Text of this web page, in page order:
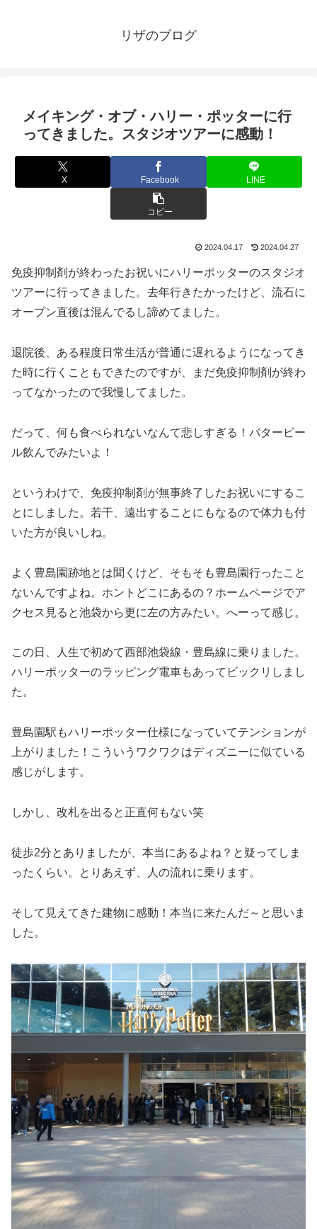
リザのブログ
メイキング・オブ・ハリー・ポッターに行
ってきました。スタジオツアーに感動！
X Facebook LINE
コピー
2024.04.17 2024.04.27
免疫抑制剤が終わったお祝いにハリーポッターのスタジオ
ツアーに行ってきました。去年行きたかったけど、流石に
オープン直後は混んでるし諦めてました。
退院後、ある程度日常生活が普通に遅れるようになってき
た時に行くこともできたのですが、まだ免疫抑制剤が終わ
ってなかったので我慢してました。
だって、何も食べられないなんて悲しすぎる！バタービー
ル飲んでみたいよ！
というわけで、免疫抑制剤が無事終了したお祝いにするこ
とにしました。若干、遠出することにもなるので体力も付
いた方が良いしね。
よく豊島園跡地とは聞くけど、そもそも豊島園行ったこと
ないんですよね。ホントどこにあるの？ホームページでア
クセス見ると池袋から更に左の方みたい。へーって感じ。
この日、人生で初めて西部池袋線・豊島線に乗りました。
ハリーポッターのラッピング電車もあってビックリしまし
た。
豊島園駅もハリーポッター仕様になっていてテンションが
上がりました！こういうワクワクはディズニーに似ている
感じがします。
しかし、改札を出ると正直何もない笑
徒歩2分とありましたが、本当にあるよね？と疑ってしま
ったくらい。とりあえず、人の流れに乗ります。
そして見えてきた建物に感動！本当に来たんだ～と思いま
した。